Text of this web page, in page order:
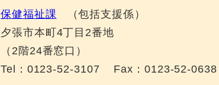
保健福祉課
包括支援係
夕張市本町4丁目2番地
（2階24番窓口）
Tel：0123-52-3107
Fax：0123-52-0638